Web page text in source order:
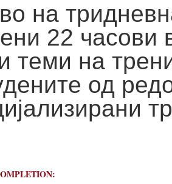
на
22 часови
теми на
од